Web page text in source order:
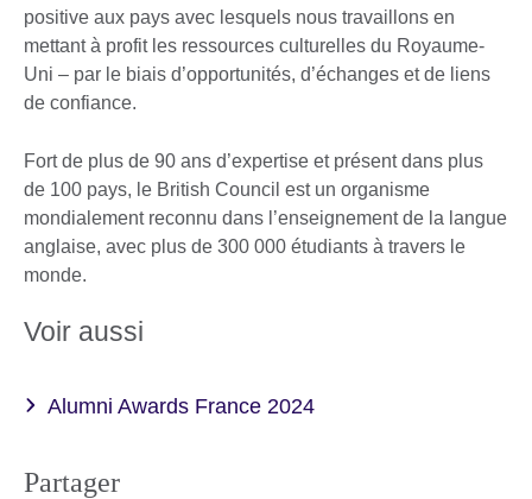
positive aux pays avec lesquels nous travaillons en
mettant à profit les ressources culturelles du Royaume-
Uni – par le biais d’opportunités, d’échanges et de liens
de confiance.
Fort de plus de 90 ans d’expertise et présent dans plus
de 100 pays, le British Council est un organisme
mondialement reconnu dans l’enseignement de la langue
anglaise, avec plus de 300 000 étudiants à travers le
monde.
Voir aussi
Alumni Awards France 2024
Partager